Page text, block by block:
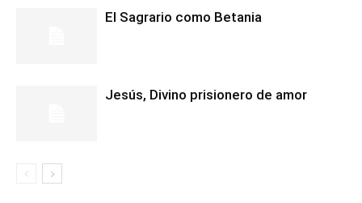
El Sagrario como Betania
Jesús, Divino prisionero de amor